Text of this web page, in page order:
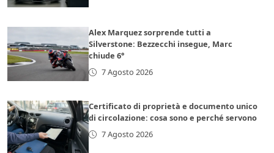
Alex Marquez sorprende tutti a
Silverstone: Bezzecchi insegue, Marc
chiude 6°
7 Agosto 2026
Certificato di proprietà e documento unico
di circolazione: cosa sono e perché servono
7 Agosto 2026